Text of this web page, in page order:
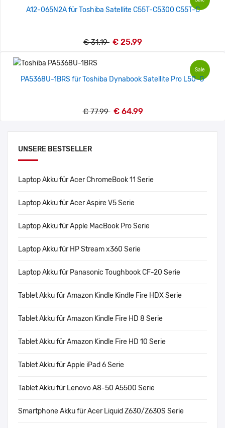
UNSERE BESTSELLER
Laptop Akku für Acer ChromeBook 11 Serie
Laptop Akku für Acer Aspire V5 Serie
Laptop Akku für Apple MacBook Pro Serie
Laptop Akku für HP Stream x360 Serie
Laptop Akku für Panasonic Toughbook CF-20 Serie
Tablet Akku für Amazon Kindle Kindle Fire HDX Serie
Tablet Akku für Amazon Kindle Fire HD 8 Serie
Tablet Akku für Amazon Kindle Fire HD 10 Serie
Tablet Akku für Apple iPad 6 Serie
Tablet Akku für Lenovo A8-50 A5500 Serie
Smartphone Akku für Acer Liquid Z630/Z630S Serie
A12-065N2A für Toshiba Satellite C55T-C5300 C55T-C
€ 31.19 € 25.99
Sale
PA5368U-1BRS für Toshiba Dynabook Satellite Pro L50-G
€ 77.99 € 64.99